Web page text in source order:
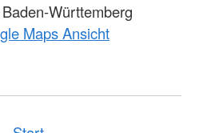
Württemberg
Maps Ansicht